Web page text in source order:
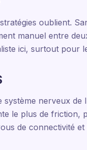
oublient.
manuel entre
ici, surtout pour
nerveux
le plus de friction,
de connectivité